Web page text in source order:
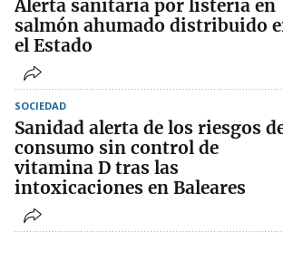
Alerta sanitaria por listeria en
salmón ahumado distribuido
el Estado
SOCIEDAD
Sanidad alerta de los riesgos
consumo sin control de
vitamina D tras las
intoxicaciones en Baleares